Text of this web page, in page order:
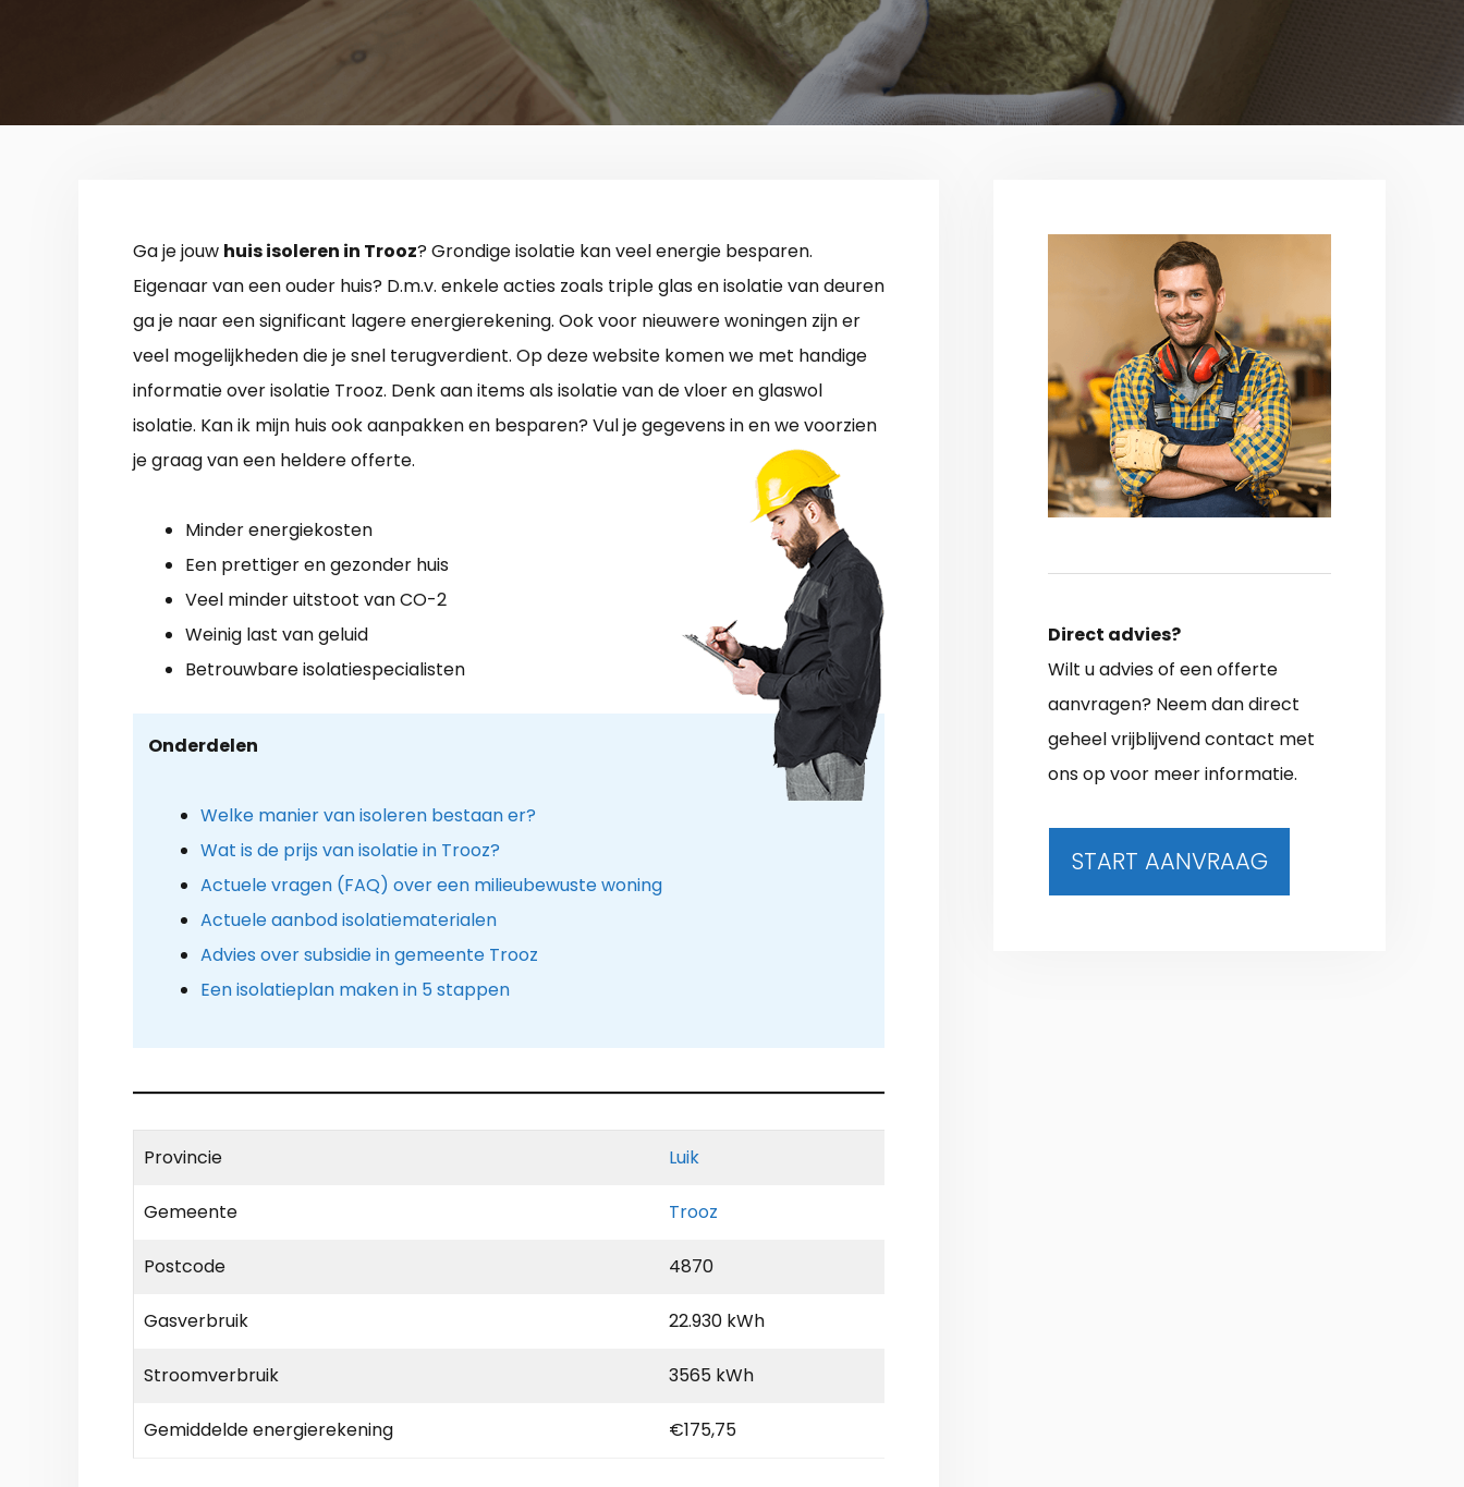
Ga je jouw huis isoleren in Trooz? Grondige isolatie kan veel energie besparen.
Eigenaar van een ouder huis? D.m.v. enkele acties zoals triple glas en isolatie van deuren
ga je naar een significant lagere energierekening. Ook voor nieuwere woningen zijn er
veel mogelijkheden die je snel terugverdient. Op deze website komen we met handige
informatie over isolatie Trooz. Denk aan items als isolatie van de vloer en glaswol
isolatie. Kan ik mijn huis ook aanpakken en besparen? Vul je gegevens in en we voorzien
je graag van een heldere offerte.
Minder energiekosten
Een prettiger en gezonder huis
Veel minder uitstoot van CO-2
Weinig last van geluid
Betrouwbare isolatiespecialisten
Onderdelen
Welke manier van isoleren bestaan er?
Wat is de prijs van isolatie in Trooz?
Actuele vragen (FAQ) over een milieubewuste woning
Actuele aanbod isolatiematerialen
Advies over subsidie in gemeente Trooz
Een isolatieplan maken in 5 stappen
Provincie Luik
Gemeente Trooz
Postcode 4870
Gasverbruik 22.930 kWh
Stroomverbruik 3565 kWh
Gemiddelde energierekening €175,75
Direct advies?
Wilt u advies of een offerte
aanvragen? Neem dan direct
geheel vrijblijvend contact met
ons op voor meer informatie.
START AANVRAAG